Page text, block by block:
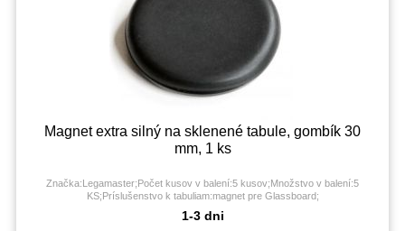
Magnet extra silný na sklenené tabule, gombík 30
mm, 1 ks
Značka:Legamaster;Počet kusov v balení:5 kusov;Množstvo v balení:5
KS;Príslušenstvo k tabuliam:magnet pre Glassboard;
1-3 dni